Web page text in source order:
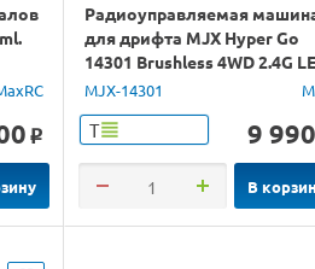
o
Радиоуправляемая
для дрифта MJX Hyper Go
14301 Brushless 4WD 2.4G
1/14 RTR
MJX-14301
Т 9 990
В